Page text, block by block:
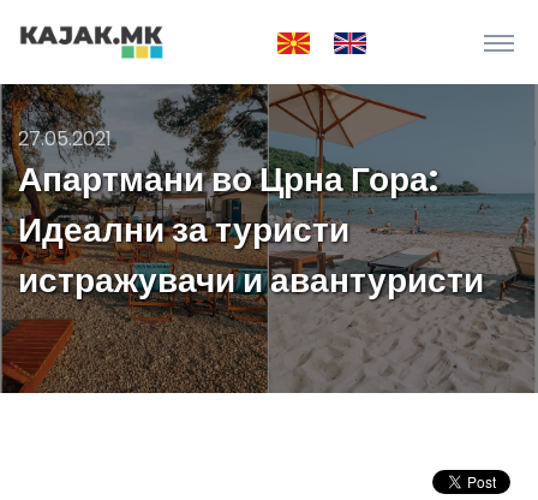
27.05.2021
Апартмани во Црна Гора:
Идеални за туристи
истражувачи и авантуристи